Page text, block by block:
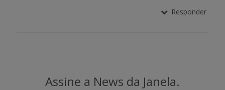
Responder
Assine a News da Janela.